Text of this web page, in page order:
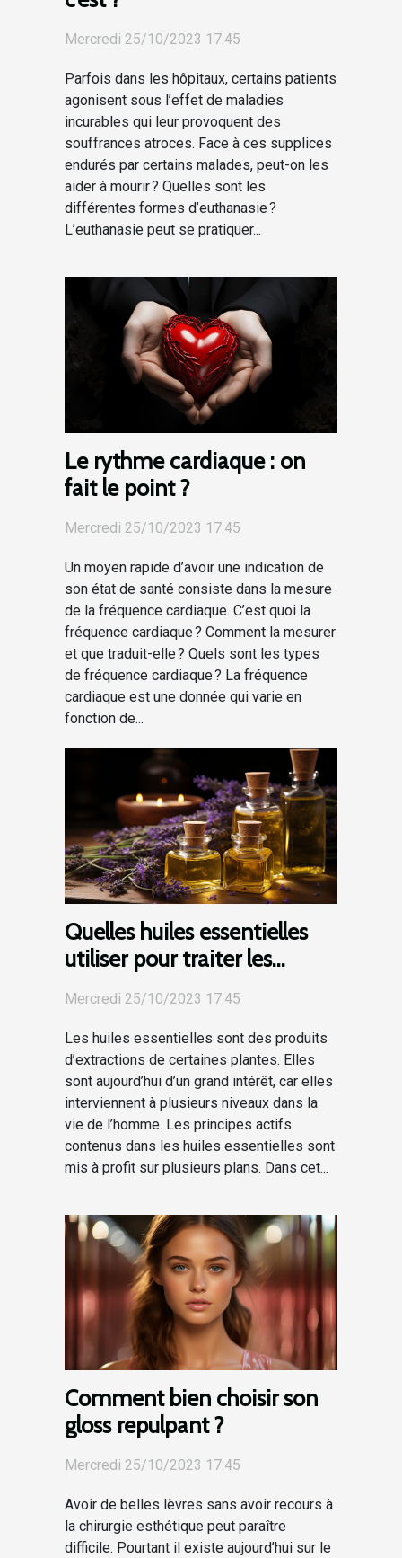
Mercredi 25/10/2023 17:45
Parfois dans les hôpitaux, certains patients
agonisent sous l’effet de maladies
incurables qui leur provoquent des
souffrances atroces. Face à ces supplices
endurés par certains malades, peut-on les
aider à mourir ? Quelles sont les
différentes formes d’euthanasie ?
L’euthanasie peut se pratiquer...
Le rythme cardiaque : on
fait le point ?
Mercredi 25/10/2023 17:45
Un moyen rapide d’avoir une indication de
son état de santé consiste dans la mesure
de la fréquence cardiaque. C’est quoi la
fréquence cardiaque ? Comment la mesurer
et que traduit-elle ? Quels sont les types
de fréquence cardiaque ? La fréquence
cardiaque est une donnée qui varie en
fonction de...
Quelles huiles essentielles
utiliser pour traiter les
Mercredi 25/10/2023 17:45
Les huiles essentielles sont des produits
d’extractions de certaines plantes. Elles
sont aujourd’hui d’un grand intérêt, car elles
interviennent à plusieurs niveaux dans la
vie de l’homme. Les principes actifs
contenus dans les huiles essentielles sont
mis à profit sur plusieurs plans. Dans cet...
Comment bien choisir son
gloss repulpant ?
Mercredi 25/10/2023 17:45
Avoir de belles lèvres sans avoir recours à
la chirurgie esthétique peut paraître
difficile. Pourtant il existe aujourd’hui sur le